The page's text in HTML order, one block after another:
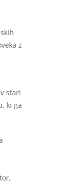
z
stari
ki ga